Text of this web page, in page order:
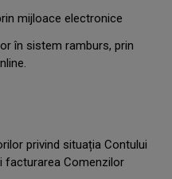
mijloace electronice
în sistem ramburs, prin
privind situația Contului
facturarea Comenzilor